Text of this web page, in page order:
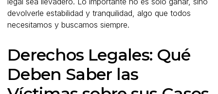
devolverle estabilidad y tranquilidad, algo que todos
necesitamos y buscamos siempre.
Derechos Legales: Qué
Deben Saber las